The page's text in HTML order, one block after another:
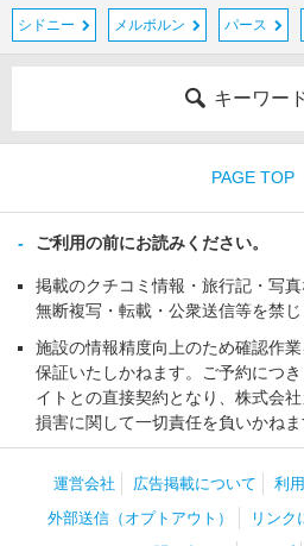
シドニー メルボルン パース
キーワー
PAGE TOP
ご利用の前にお読みください。
掲載のクチコミ情報・旅行記・写
無断複写・転載・公衆送信等を禁じ
施設の情報精度向上のため確認作
保証いたしかねます。ご予約につ
イトとの直接契約となり、株式会
損害に関して一切責任を負いかねま
運営会社 広告掲載について 利
外部送信（オプトアウト）
リンク